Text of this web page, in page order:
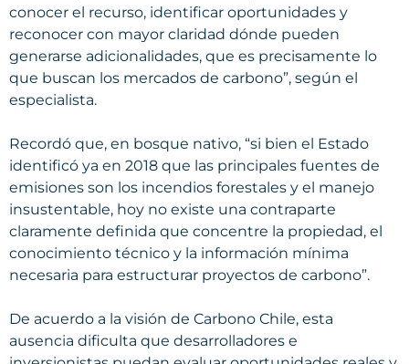
conocer el recurso, identificar oportunidades y
reconocer con mayor claridad dónde pueden
generarse adicionalidades, que es precisamente lo
que buscan los mercados de carbono”, según el
especialista.
Recordó que, en bosque nativo, “si bien el Estado
identificó ya en 2018 que las principales fuentes de
emisiones son los incendios forestales y el manejo
insustentable, hoy no existe una contraparte
claramente definida que concentre la propiedad, el
conocimiento técnico y la información mínima
necesaria para estructurar proyectos de carbono”.
De acuerdo a la visión de Carbono Chile, esta
ausencia dificulta que desarrolladores e